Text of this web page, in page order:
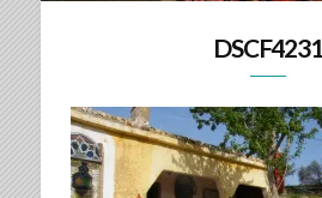
DSCF4231